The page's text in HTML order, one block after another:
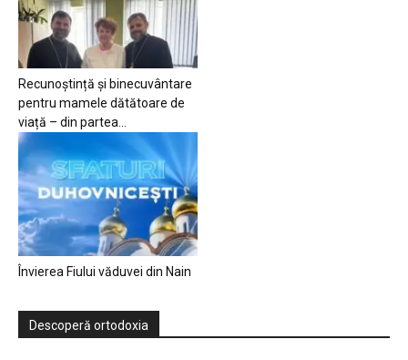
Recunoștință și binecuvântare
pentru mamele dătătoare de
viață – din partea...
Învierea Fiului văduvei din Nain
Descoperă ortodoxia